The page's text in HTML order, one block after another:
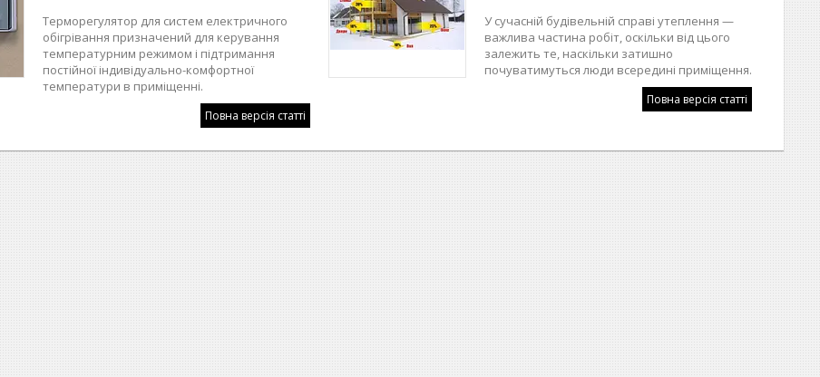
Терморегулятор для систем електричного
обігрівання призначений для керування
температурним режимом і підтримання
постійної індивідуально-комфортної
температури в приміщенні.
Повна версія статті
У сучасній будівельній справі утеплення —
важлива частина робіт, оскільки від цього
залежить те, наскільки затишно
почуватимуться люди всередині приміщення.
Повна версія статті